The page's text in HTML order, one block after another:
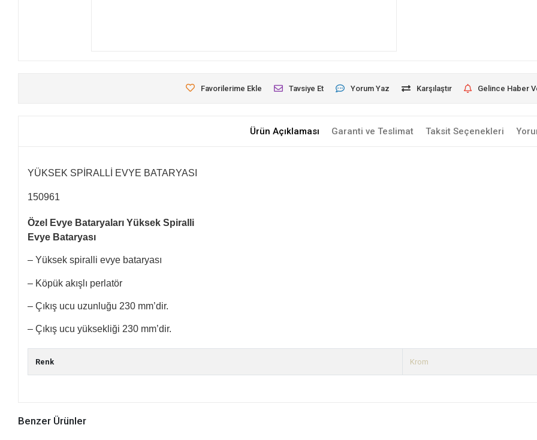
Favorilerime Ekle Tavsiye Et Yorum Yaz Karşılaştır Gelince Haber
Ürün Açıklaması Garanti ve Teslimat Taksit Seçenekleri
YÜKSEK SPİRALLİ EVYE BATARYASI
150961
Özel Evye Bataryaları Yüksek Spiralli
Evye Bataryası
– Yüksek spiralli evye bataryası
– Köpük akışlı perlatör
– Çıkış ucu uzunluğu 230 mm’dir.
– Çıkış ucu yüksekliği 230 mm’dir.
Renk Krom
Benzer Ürünler